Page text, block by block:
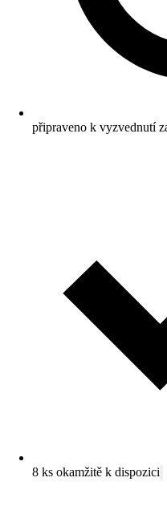
připraveno k vyzvednutí
8 ks okamžitě k dispozici